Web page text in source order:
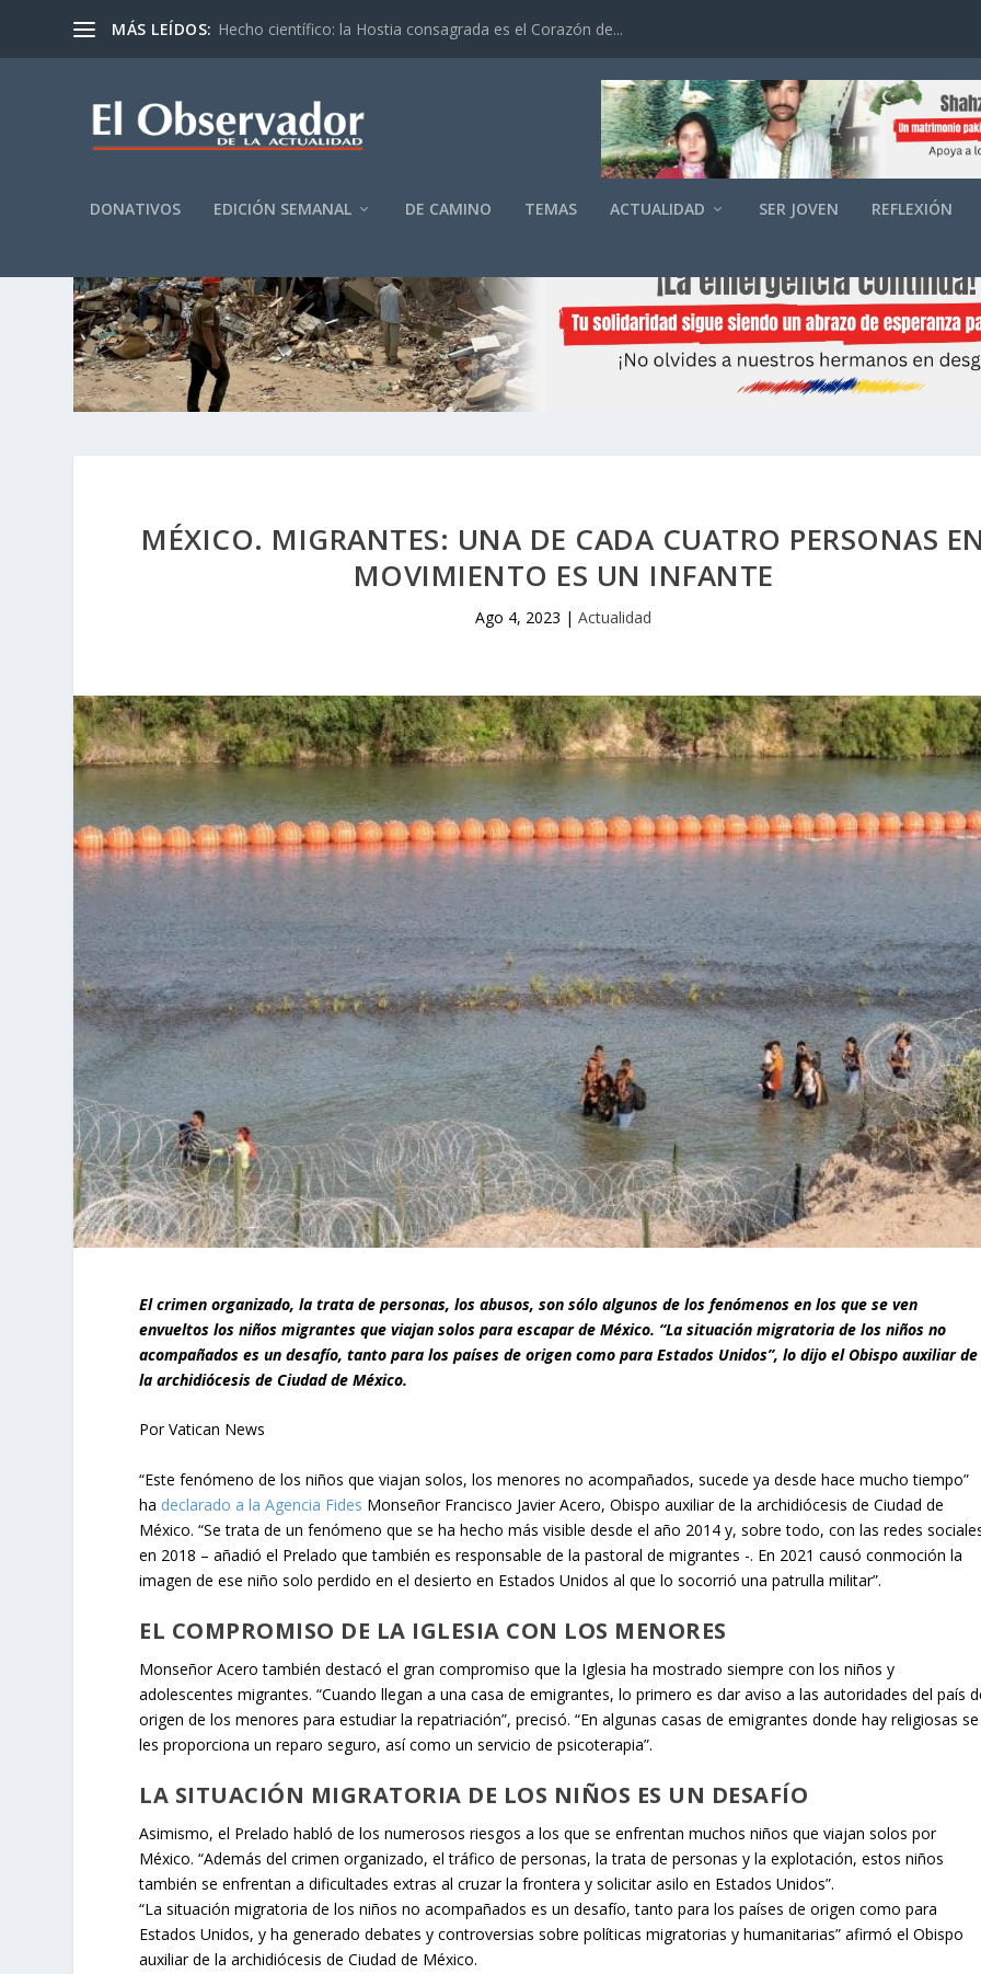
MÁS LEÍDOS: Hecho científico: la Hostia consagrada es el Corazón de...
DONATIVOS EDICIÓN SEMANAL DE CAMINO TEMAS ACTUALIDAD SER JOVEN REFLEXIÓN
MÉXICO. MIGRANTES: UNA DE CADA CUATRO PERSONAS
MOVIMIENTO ES UN INFANTE
Ago 4, 2023 |Actualidad
El crimen organizado, la trata de personas, los abusos, son sólo algunos de los fenómenos en los que se ven
envueltos los niños migrantes que viajan solos para escapar de México. “La situación migratoria de los niños no
acompañados es un desafío, tanto para los países de origen como para Estados Unidos”, lo dijo el Obispo auxiliar de
la archidiócesis de Ciudad de México.
Por Vatican News
“Este fenómeno de los niños que viajan solos, los menores no acompañados, sucede ya desde hace mucho tiempo”
ha declarado a la Agencia Fides Monseñor Francisco Javier Acero, Obispo auxiliar de la archidiócesis de Ciudad de
México. “Se trata de un fenómeno que se ha hecho más visible desde el año 2014 y, sobre todo, con las redes
en 2018 – añadió el Prelado que también es responsable de la pastoral de migrantes -. En 2021 causó conmoción la
imagen de ese niño solo perdido en el desierto en Estados Unidos al que lo socorrió una patrulla militar”.
EL COMPROMISO DE LA IGLESIA CON LOS MENORES
Monseñor Acero también destacó el gran compromiso que la Iglesia ha mostrado siempre con los niños y
adolescentes migrantes. “Cuando llegan a una casa de emigrantes, lo primero es dar aviso a las autoridades del país
origen de los menores para estudiar la repatriación”, precisó. “En algunas casas de emigrantes donde hay religiosas se
les proporciona un reparo seguro, así como un servicio de psicoterapia”.
LA SITUACIÓN MIGRATORIA DE LOS NIÑOS ES UN DESAFÍO
Asimismo, el Prelado habló de los numerosos riesgos a los que se enfrentan muchos niños que viajan solos por
México. “Además del crimen organizado, el tráfico de personas, la trata de personas y la explotación, estos niños
también se enfrentan a dificultades extras al cruzar la frontera y solicitar asilo en Estados Unidos”.
“La situación migratoria de los niños no acompañados es un desafío, tanto para los países de origen como para
Estados Unidos, y ha generado debates y controversias sobre políticas migratorias y humanitarias” afirmó el Obispo
auxiliar de la archidiócesis de Ciudad de México.